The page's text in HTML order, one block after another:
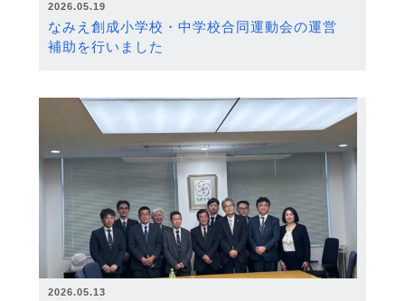
2026.05.19
なみえ創成小学校・中学校合同運動会の運営
補助を行いました
2026.05.13